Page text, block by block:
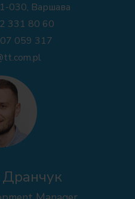
030, Варшава
331 80 60
059 317